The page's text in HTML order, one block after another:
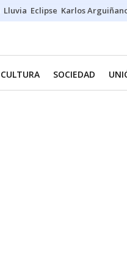
Lluvia Eclipse Karlos
CULTURA SOCIEDAD